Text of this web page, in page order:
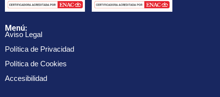
Menú:
Aviso Legal
Política de Privacidad
Política de Cookies
Accesibilidad